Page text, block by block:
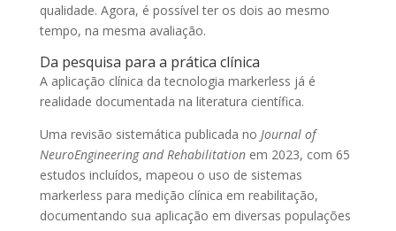
qualidade. Agora, é possível ter os dois ao mesmo
tempo, na mesma avaliação.
Da pesquisa para a prática clínica
A aplicação clínica da tecnologia markerless já é
realidade documentada na literatura científica.
Uma revisão sistemática publicada no Journal of
NeuroEngineering and Rehabilitationem 2023, com 65
estudos incluídos, mapeou o uso de sistemas
markerless para medição clínica em reabilitação,
documentando sua aplicação em diversas populações